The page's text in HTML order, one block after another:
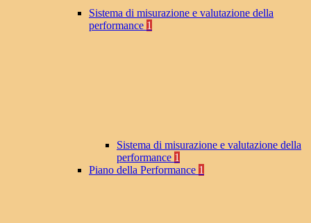
Sistema di misurazione e valutazione della
performance 1
Sistema di misurazione e valutazione della
performance 1
Piano della Performance 1